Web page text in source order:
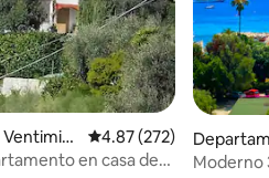
Calificación promedio:
4.87 (272)
en casa de
une-
Moderno